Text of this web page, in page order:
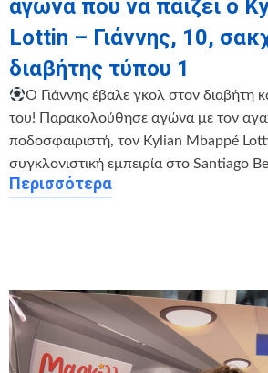
αγώνα που να παίζει ο
Lottin – Γιάννης, 10,
διαβήτης τύπου 1
Ο Γιάννης έβαλε γκολ στον διαβήτη
του! Παρακολούθησε αγώνα με τον
ποδοσφαιριστή, τον Kylian Mbappé
συγκλονιστική εμπειρία στο Santiago
Περισσότερα